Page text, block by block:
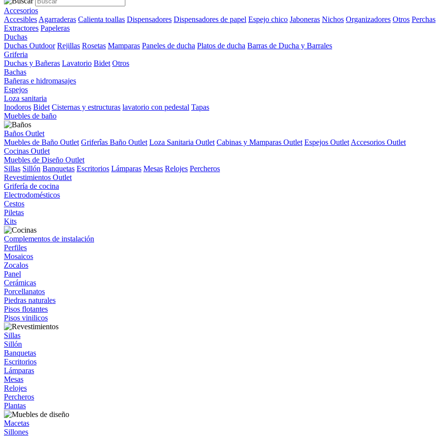
Accesorios
Accesibles Agarraderas Calienta toallas Dispensadores Dispensadores de papel Espejo chico Jaboneras Nichos Organizadores Otros Perchas
Extractores Papeleras
Duchas
Duchas Outdoor Rejillas Rosetas Mamparas Paneles de ducha Platos de ducha Barras de Ducha y Barrales
Griferia
Duchas y Bañeras Lavatorio Bidet Otros
Bachas
Bañeras e hidromasajes
Espejos
Loza sanitaria
Inodoros Bidet Cisternas y estructuras lavatorio con pedestal Tapas
Muebles de baño
Baños Outlet
Muebles de Baño Outlet Griferîas Baño Outlet Loza Sanitaria Outlet Cabinas y Mamparas Outlet Espejos Outlet Accesorios Outlet
Cocinas Outlet
Muebles de Diseño Outlet
Sillas Sillón Banquetas Escritorios Lámparas Mesas Relojes Percheros
Revestimientos Outlet
Grifería de cocina
Electrodomésticos
Cestos
Piletas
Kits
Complementos de instalación
Perfiles
Mosaicos
Zocalos
Panel
Cerámicas
Porcellanatos
Piedras naturales
Pisos flotantes
Pisos vinilicos
Sillas
Sillón
Banquetas
Escritorios
Lámparas
Mesas
Relojes
Percheros
Plantas
Macetas
Sillones